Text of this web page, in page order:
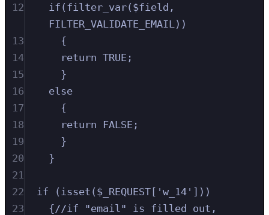
12
if(filter_var($field,
FILTER_VALIDATE_EMAIL))
13
{
14
return TRUE;
15
}
16
else
17
{
18
return FALSE;
19
}
20
}
21
22
if (isset($_REQUEST['w_14']))
23
{//if "email" is filled out,